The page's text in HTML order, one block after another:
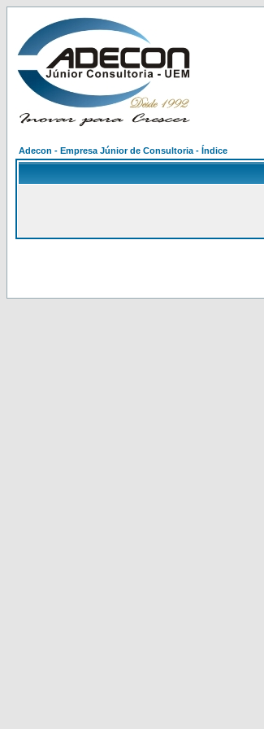
Adecon - Empresa Júnior de Consultoria - Índice